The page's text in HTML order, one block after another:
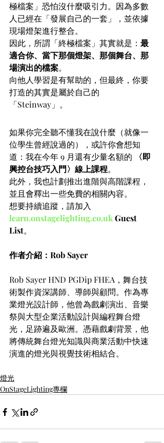
極檔案」恐怕沒什麼吸引力。因為多數
人已經在「發展自己的一套」，並依據
現場燈架進行整合。
因此，所謂「終極檔案」其實就是： 最
適合你、當下那個燈架、那個舞台、那
場演出的檔案。
向他人學習是有幫助的，但最終，你要
打造的其實是屬於自己的
「Steinway」。
如果你完全聽不懂我在說什麼（就像一
位學生曾經說過的），或許你會想知
道：我在今年 9 月還有少量名額的
〈即
興控台技巧入門〉線上課程。
此外，我也計劃推出進階與高階課程，
並且會釋出一些免費的相關內容。
想要持續追蹤，請加入
learn.onstagelighting.co.uk Guest
List。
作者介紹：Rob Sayer
Rob Sayer HND PGDip FHEA，舞台技
術製作資深講師、導師與顧問。作為專
業燈光設計師，他曾為戲劇演出、音樂
祭與大型企業活動設計與編程舞台燈
光，足跡遍及歐洲。憑藉戲劇背景，他
將傳統舞台燈光知識與商業活動中快速
演進的燈光與視覺技術相結合。
燈光
OnStageLighting專欄